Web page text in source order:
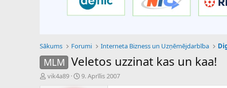
Sākums Forumi Interneta Bizness un Uzņēmējdarbība
MLM Veletos uzzinat kas un kaa!
P
vik4a89
S
9. Aprīlis 2007